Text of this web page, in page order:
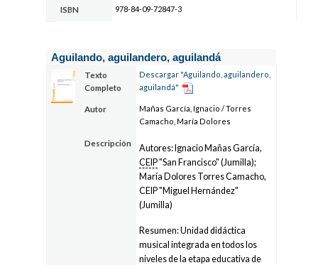
ISBN 978-84-09-72847-3
Aguilando, aguilandero, aguilandá
Texto
Completo
Descargar "Aguilando, aguilandero,
aguilandá"
Autor
Mañas García, Ignacio / Torres
Camacho, María Dolores
Descripción
Autores: Ignacio Mañas García,
CEIP"San Francisco" (Jumilla);
María Dolores Torres Camacho,
CEIP "Miguel Hernández"
(Jumilla)
Resumen: Unidad didáctica
musical integrada en todos los
niveles de la etapa educativa de